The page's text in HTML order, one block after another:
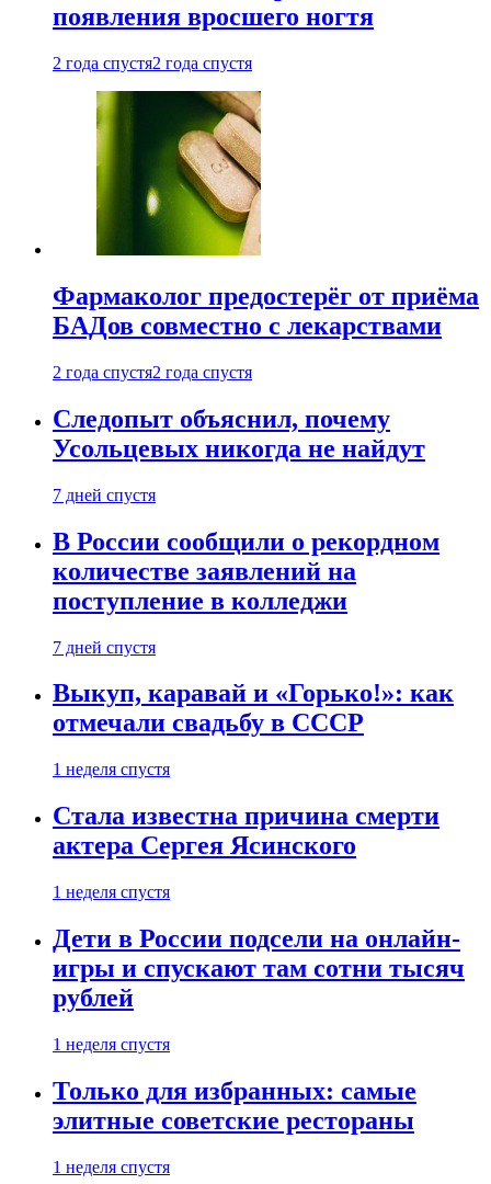
появления вросшего ногтя
2 года спустя2 года спустя
Фармаколог предостерёг от приёма
БАДов совместно с лекарствами
2 года спустя2 года спустя
Следопыт объяснил, почему
Усольцевых никогда не найдут
7 дней спустя
В России сообщили о рекордном
количестве заявлений на
поступление в колледжи
7 дней спустя
Выкуп, каравай и «Горько!»: как
отмечали свадьбу в СССР
1 неделя спустя
Стала известна причина смерти
актера Сергея Ясинского
1 неделя спустя
Дети в России подсели на онлайн-
игры и спускают там сотни тысяч
рублей
1 неделя спустя
Только для избранных: самые
элитные советские рестораны
1 неделя спустя